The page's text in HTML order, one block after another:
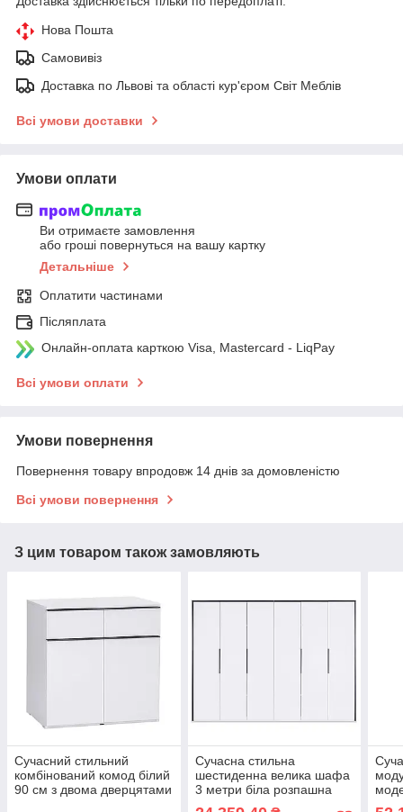
Нова Пошта
Самовивіз
Доставка по Львові та області кур'єром Світ Меблів
Всі умови доставки
Умови оплати
Ви отримаєте замовлення
або гроші повернуться на вашу картку
Детальніше
Оплатити частинами
Післяплата
Онлайн-оплата карткою Visa, Mastercard - LiqPay
Всі умови оплати
Умови повернення
Повернення товару впродовж 14 днів за домовленістю
Всі умови повернення
З цим товаром також замовляють
Сучасний стильний
комбінований комод білий
90 см з двома дверцятами
Сучасна стильна
шестиденна велика шафа
3 метри біла розпашна